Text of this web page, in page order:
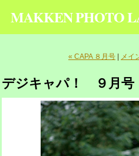
MAKKEN PHOTO
« CAPA ８月号 メイ
デジキャパ！ ９月号